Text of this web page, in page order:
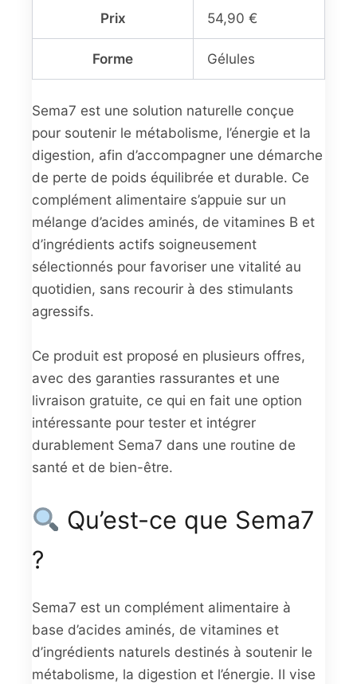
Prix 54,90 €
Forme Gélules
Sema7 est une solution naturelle conçue
pour soutenir le métabolisme, l’énergie et la
digestion, afin d’accompagner une démarche
de perte de poids équilibrée et durable. Ce
complément alimentaire s’appuie sur un
mélange d’acides aminés, de vitamines B et
d’ingrédients actifs soigneusement
sélectionnés pour favoriser une vitalité au
quotidien, sans recourir à des stimulants
agressifs.
Ce produit est proposé en plusieurs offres,
avec des garanties rassurantes et une
livraison gratuite, ce qui en fait une option
intéressante pour tester et intégrer
durablement Sema7 dans une routine de
santé et de bien-être.
Qu’est-ce que Sema7
?
Sema7 est un complément alimentaire à
base d’acides aminés, de vitamines et
d’ingrédients naturels destinés à soutenir le
métabolisme, la digestion et l’énergie. Il vise